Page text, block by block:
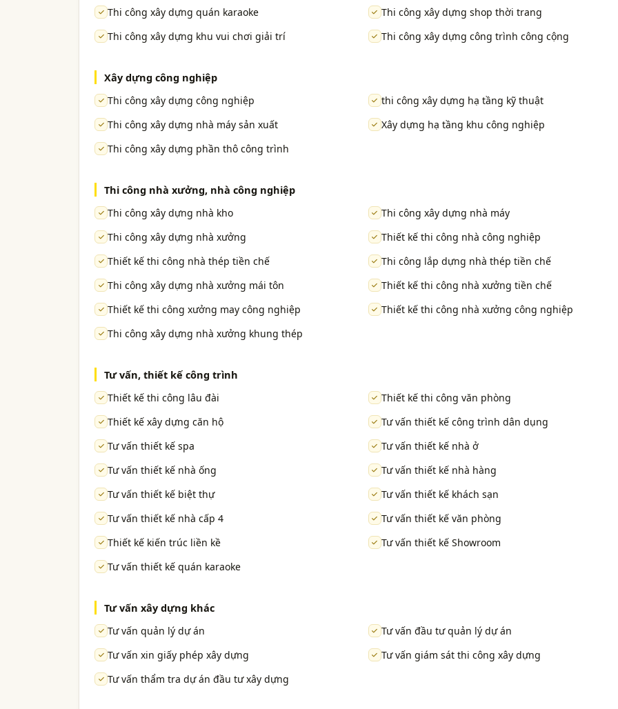
Thi công xây dựng quán karaoke
Thi công xây dựng shop thời trang
Thi công xây dựng khu vui chơi giải trí
Thi công xây dựng công trình công cộng
Xây dựng công nghiệp
Thi công xây dựng công nghiệp
thi công xây dựng hạ tầng kỹ thuật
Thi công xây dựng nhà máy sản xuất
Xây dựng hạ tầng khu công nghiệp
Thi công xây dựng phần thô công trình
Thi công nhà xưởng, nhà công nghiệp
Thi công xây dựng nhà kho
Thi công xây dựng nhà máy
Thi công xây dựng nhà xưởng
Thiết kế thi công nhà công nghiệp
Thiết kế thi công nhà thép tiền chế
Thi công lắp dựng nhà thép tiền chế
Thi công xây dựng nhà xưởng mái tôn
Thiết kế thi công nhà xưởng tiền chế
Thiết kế thi công xưởng may công nghiệp
Thiết kế thi công nhà xưởng công nghiệp
Thi công xây dựng nhà xưởng khung thép
Tư vấn, thiết kế công trình
Thiết kế thi công lâu đài
Thiết kế thi công văn phòng
Thiết kế xây dựng căn hộ
Tư vấn thiết kế công trình dân dụng
Tư vấn thiết kế spa
Tư vấn thiết kế nhà ở
Tư vấn thiết kế nhà ống
Tư vấn thiết kế nhà hàng
Tư vấn thiết kế biệt thự
Tư vấn thiết kế khách sạn
Tư vấn thiết kế nhà cấp 4
Tư vấn thiết kế văn phòng
Thiết kế kiến trúc liền kề
Tư vấn thiết kế Showroom
Tư vấn thiết kế quán karaoke
Tư vấn xây dựng khác
Tư vấn quản lý dự án
Tư vấn đầu tư quản lý dự án
Tư vấn xin giấy phép xây dựng
Tư vấn giám sát thi công xây dựng
Tư vấn thẩm tra dự án đầu tư xây dựng